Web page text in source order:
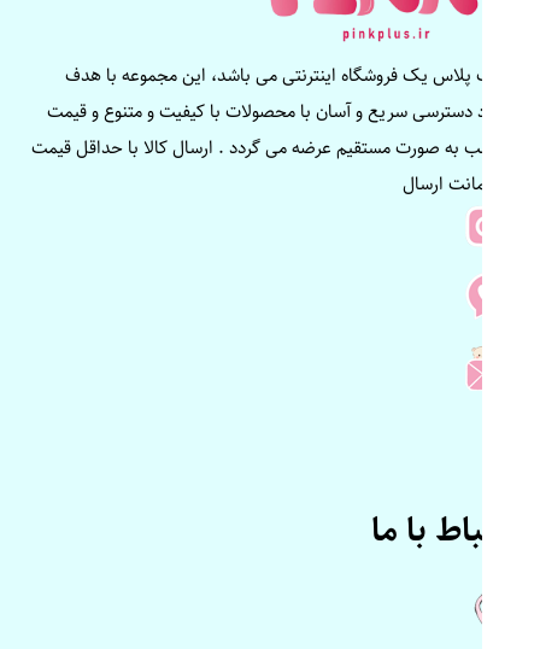
پینک پلاس یک فروشگاه اینترنتی می باشد، این مجموعه با هدف
ایجاد دسترسی سریع و آسان با محصولات با کیفیت و متنوع و قیمت
مناسب به صورت مستقیم عرضه می گردد . ارسال کالا با حداقل قیمت
و ضمانت ارسال
ارتباط با ما